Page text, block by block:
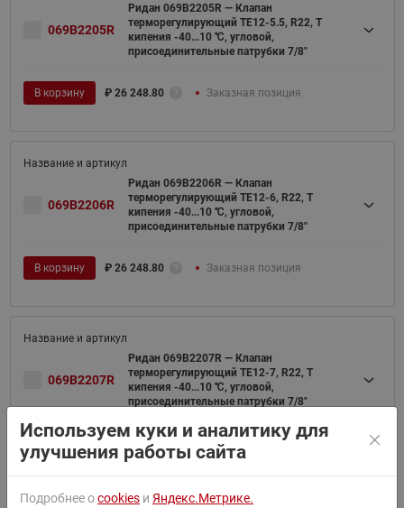
069B2205R
Ридан 069B2205R — Клапан
терморегулирующий TE12-5.5, R22, T
кипения -40...10 ℃, угловой,
присоединительные патрубки 7/8"
В корзину ₽ 26 248.80 Заказная позиция
069B2206R
Ридан 069B2206R — Клапан
терморегулирующий TE12-6, R22, T
кипения -40...10 ℃, угловой,
присоединительные патрубки 7/8"
В корзину ₽ 26 248.80 Заказная позиция
069B2207R
Ридан 069B2207R — Клапан
терморегулирующий TE12-7, R22, T
кипения -40...10 ℃, угловой,
присоединительные патрубки 7/8"
26 248.80 Заказная позиция
Используем куки и аналитику для
улучшения работы сайта
Подробнее оcookies и Яндекс.Метрике.